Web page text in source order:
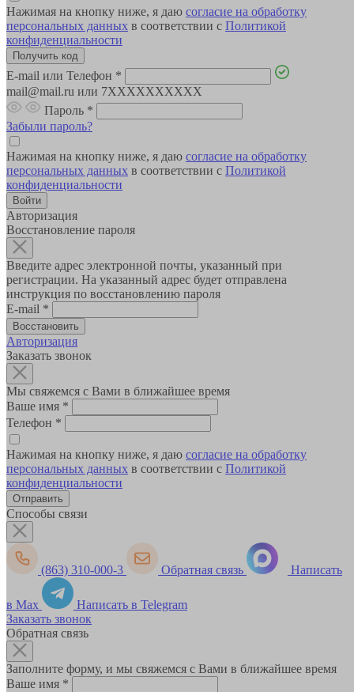
Нажимая на кнопку ниже, я даю согласие на обработку
персональных данных в соответствии с Политикой
конфиденциальности
E-mail или Телефон *
mail@mail.ru или 7XXXXXXXXXX
Пароль *
Забыли пароль?
Нажимая на кнопку ниже, я даю согласие на обработку
персональных данных в соответствии с Политикой
конфиденциальности
Авторизация
Восстановление пароля
Введите адрес электронной почты, указанный при
регистрации. На указанный адрес будет отправлена
инструкция по восстановлению пароля
E-mail *
Авторизация
Заказать звонок
Мы свяжемся с Вами в ближайшее время
Ваше имя *
Телефон *
Нажимая на кнопку ниже, я даю согласие на обработку
персональных данных в соответствии с Политикой
конфиденциальности
Способы связи
(863) 310-000-3 Обратная связь Написать
в Max
Написать в Telegram
Заказать звонок
Обратная связь
Заполните форму, и мы свяжемся с Вами в ближайшее время
Ваше имя *